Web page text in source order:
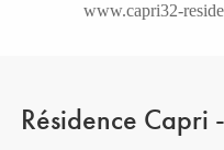
www.capri32-
Résidence Capri